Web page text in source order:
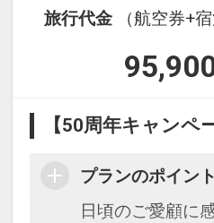
旅行代金
（航空券+
【50周年キャンペ
プランのポイント
日頃のご愛顧に